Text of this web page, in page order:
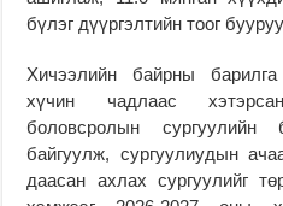
бүлэг дүүргэлтийн тоог
Хичээлийн байрны
хүчин чадлаас
боловсролын сургуулийн
байгуулж, сургуулиудын
даасан ахлах сургуулийг